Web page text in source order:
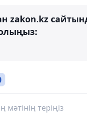
zakon.kz